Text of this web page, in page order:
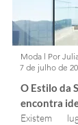
atendidos, a
Moda l Por
7 de julho de
O Estilo da
encontra
Existem